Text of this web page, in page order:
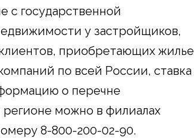
с государственной
у застройщиков,
приобретающих жилье
по всей России, ставка
о перечне
можно в филиалах
8-800-200-02-90.